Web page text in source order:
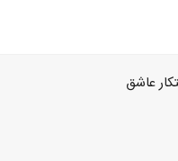
عاشق